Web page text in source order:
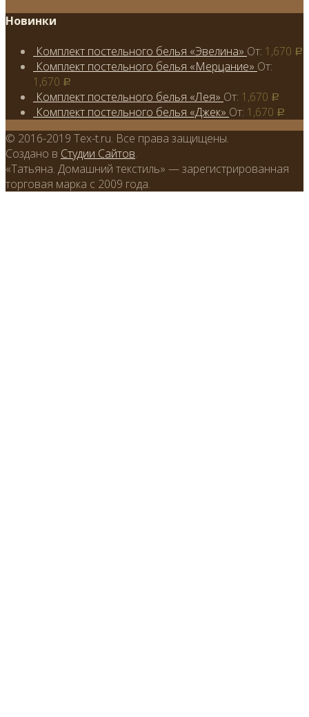
Новинки
Комплект постельного белья «Эвелина» От: 1,670 Р
Комплект постельного белья «Мерцание» От:
1,670 Р
Комплект постельного белья «Лея» От: 1,670 Р
Комплект постельного белья «Джек» От: 1,670 Р
© 2016-2019 Tex-t.ru. Все права защищены.
Создано в Студии Сайтов.
«Татьяна. Домашний текстиль» — зарегистрированная
торговая марка с 2009 года.